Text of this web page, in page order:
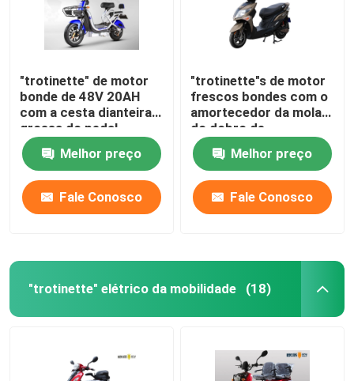
"trotinette" de motor
bonde de 48V 20AH
com a cesta dianteira
grossa do pedal
Melhor preço
Fale Conosco
"trotinette"s de motor
frescos bondes com o
amortecedor da mola
do dobro de
Overstriking
Melhor preço
Fale Conosco
"trotinette" elétrico da mobilidade (18)